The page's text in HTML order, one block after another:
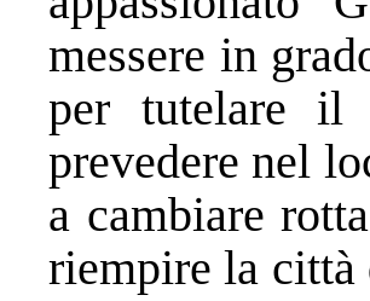
messere in
per tutelare il
prevedere nel
a cambiare
riempire la città